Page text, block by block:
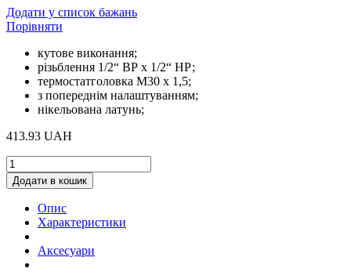
Додати у список бажань
Порівняти
кутове виконання;
різьблення 1/2“ ВР x 1/2“ НР;
термостатголовка М30 х 1,5;
з попереднім налаштуванням;
нікельована латунь;
413.93 UAH
Вентиль
термостатичний
кутовий
DN15
1/2“
1/2“
Додати в кошик
Опис
Характеристики
Аксесуари